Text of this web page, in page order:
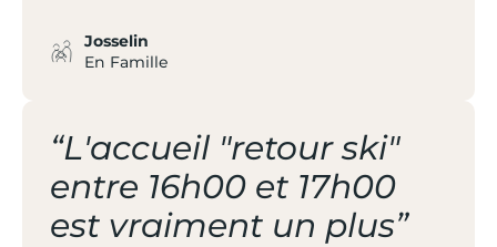
Josselin
En Famille
“L'accueil "retour ski"
entre 16h00 et 17h00
est vraiment un plus”